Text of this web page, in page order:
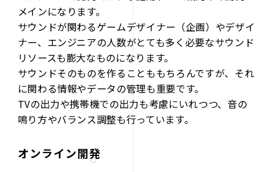
メインになります。
サウンドが関わるゲームデザイナー（企画）やデザイ
ナー、エンジニアの人数がとても多く必要なサウンド
リソースも膨大なものになります。
サウンドそのものを作ることももちろんですが、それ
に関わる情報やデータの管理も重要です。
TVの出力や携帯機での出力も考慮にいれつつ、音の
鳴り方やバランス調整も行っています。
オンライン開発